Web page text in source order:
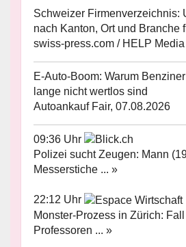
Schweizer Firmenverzeichnis:
nach Kanton, Ort und Branche
swiss-press.com / HELP
E-Auto-Boom: Warum
lange nicht wertlos sind
Autoankauf Fair, 07.08.2026
09:36 Uhr
Polizei sucht Zeugen: Mann
Messerstiche ... »
22:12 Uhr
Monster-Prozess in Zürich:
Professoren ... »